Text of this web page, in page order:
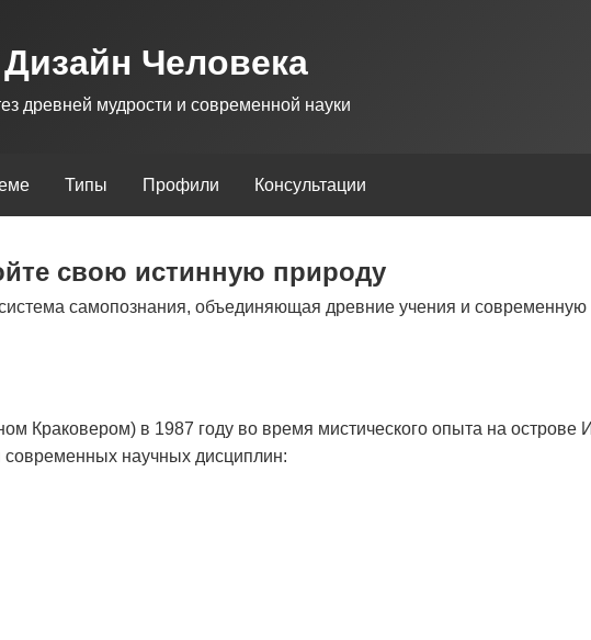
Дизайн Человека
древней мудрости и современной науки
Типы Профили Консультации
свою истинную природу
самопознания, объединяющая древние учения и современную
Краковером) в 1987 году во время мистического опыта на острове
современных научных дисциплин: